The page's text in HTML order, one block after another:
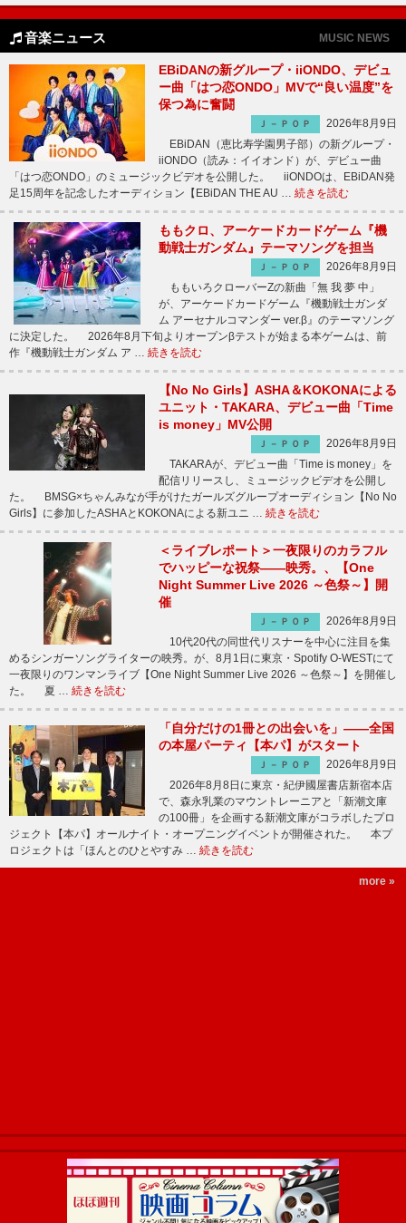
音楽ニュース MUSIC NEWS
EBiDANの新グループ・iiONDO、デビュ
ー曲「はつ恋ONDO」MVで“良い温度”を
保つ為に奮闘
Ｊ－ＰＯＰ
2026年8月9日
EBiDAN（恵比寿学園男子部）の新グループ・
iiONDO（読み：イイオンド）が、デビュー曲
「はつ恋ONDO」のミュージックビデオを公開した。 iiONDOは、EBiDAN発
足15周年を記念したオーディション【EBiDAN THE AU … 続きを読む
ももクロ、アーケードカードゲーム『機
動戦士ガンダム』テーマソングを担当
Ｊ－ＰＯＰ
2026年8月9日
ももいろクローバーZの新曲「無 我 夢 中」
が、アーケードカードゲーム『機動戦士ガンダ
ム アーセナルコマンダー ver.β』のテーマソング
に決定した。 2026年8月下旬よりオープンβテストが始まる本ゲームは、前
作『機動戦士ガンダム ア … 続きを読む
【No No Girls】ASHA＆KOKONAによる
ユニット・TAKARA、デビュー曲「Time
is money」MV公開
Ｊ－ＰＯＰ
2026年8月9日
TAKARAが、デビュー曲「Time is money」を
配信リリースし、ミュージックビデオを公開し
た。 BMSG×ちゃんみなが手がけたガールズグループオーディション【No No
Girls】に参加したASHAとKOKONAによる新ユニ … 続きを読む
＜ライブレポート＞一夜限りのカラフル
でハッピーな祝祭――映秀。、【One
Night Summer Live 2026 ～色祭～】開
催
Ｊ－ＰＯＰ
2026年8月9日
10代20代の同世代リスナーを中心に注目を集
めるシンガーソングライターの映秀。が、8月1日に東京・Spotify O-WESTにて
一夜限りのワンマンライブ【One Night Summer Live 2026 ～色祭～】を開催し
た。 夏 … 続きを読む
「自分だけの1冊との出会いを」――全国
の本屋パーティ【本パ】がスタート
Ｊ－ＰＯＰ
2026年8月9日
2026年8月8日に東京・紀伊國屋書店新宿本店
で、森永乳業のマウントレーニアと「新潮文庫
の100冊」を企画する新潮文庫がコラボしたプロ
ジェクト【本パ】オールナイト・オープニングイベントが開催された。 本プ
ロジェクトは「ほんとのひとやすみ … 続きを読む
more »